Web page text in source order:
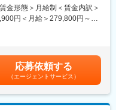
る案件により週2回程度出社
金形態＞月給制＜賃金内訳＞
円＜月給＞279,800円～
回（6月・12月）賃金はあく
て上下する可能性がありま
記です。
応募依頼する
（エージェントサービス）